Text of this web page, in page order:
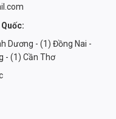
Dương - (1) Đồng Nai -
- (1) Cần Thơ